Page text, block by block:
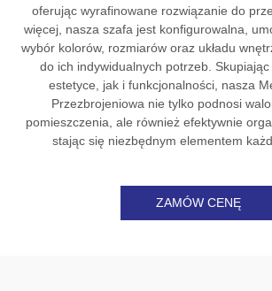
oferując wyrafinowane rozwiązanie do
więcej, nasza szafa jest konfigurowalna,
wybór kolorów, rozmiarów oraz układu
do ich indywidualnych potrzeb.
estetyce, jak i funkcjonalności, nasza
Przezbrojeniowa nie tylko podnosi
pomieszczenia, ale również efektywnie
stając się niezbędnym elementem
ZAMÓW CENĘ